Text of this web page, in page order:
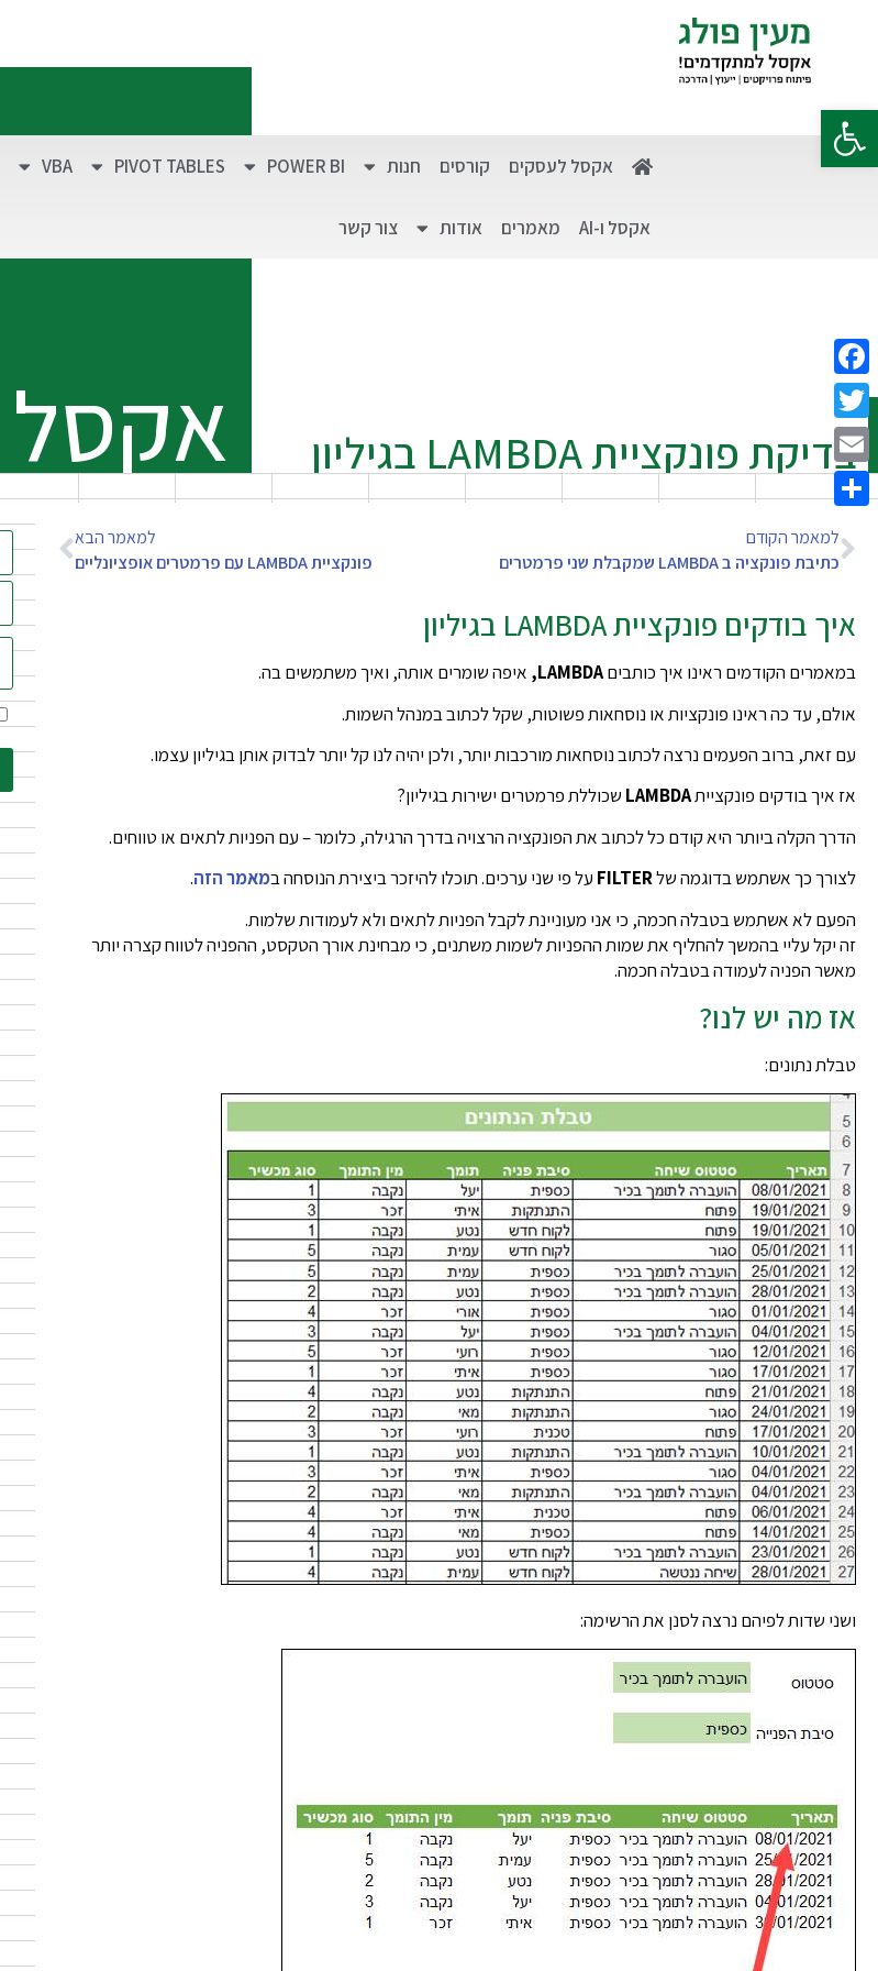
פתח סרגל נגישות
אקסל לעסקים קורסים חנות POWER BI
PIVOT TABLES
VBA
אקסל ו-AI מאמרים אודות צור קשר
בדיקת פונקציית LAMBDA בגיליון אקסל 365
למאמר הקודם
כתיבת פונקציה ב LAMBDA שמקבלת שני פרמטרים
למאמר הבא
פונקציית LAMBDA עם פרמטרים אופציונליים
איך בודקים פונקציית LAMBDA בגיליון
במאמרים הקודמים ראינו איך כותביםLAMBDA, איפה שומרים אותה, ואיך משתמשים בה.
אולם, עד כה ראינו פונקציות או נוסחאות פשוטות, שקל לכתוב במנהל השמות.
עם זאת, ברוב הפעמים נרצה לכתוב נוסחאות מורכבות יותר, ולכן יהיה לנו קל יותר לבדוק אותן בגיליון עצמו.
אז איך בודקים פונקצייתLAMBDA שכוללת פרמטרים ישירות בגיליון?
הדרך הקלה ביותר היא קודם כל לכתוב את הפונקציה הרצויה בדרך הרגילה, כלומר – עם הפניות לתאים או טווחים.
לצורך כך אשתמש בדוגמה שלFILTER על פי שני ערכים. תוכלו להיזכר ביצירת הנוסחה במאמר הזה.
הפעם לא אשתמש בטבלה חכמה, כי אני מעוניינת לקבל הפניות לתאים ולא לעמודות שלמות.
זה יקל עליי בהמשך להחליף את שמות ההפניות לשמות משתנים, כי מבחינת אורך הטקסט, ההפניה לטווח קצרה יותר
מאשר הפניה לעמודה בטבלה חכמה.
אז מה יש לנו?
טבלת נתונים:
ושני שדות לפיהם נרצה לסנן את הרשימה:
Facebook
Twitter
Email